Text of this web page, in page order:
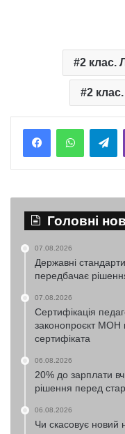
2 клас.
2
Головні
07.08.2026
Державні
передбачає
07.08.2026
Сертифікація
законопроєкт МОН
сертифіката
06.08.2026
20% до зарплати
рішення перед
06.08.2026
Чи скасовує новий